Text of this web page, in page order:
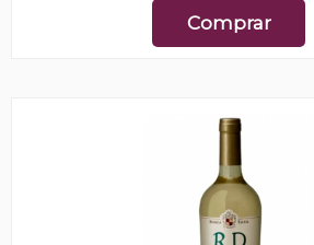
Comprar